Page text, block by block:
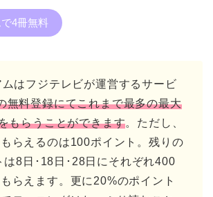
4冊無料
はフジテレビが運営するサービ
無料登録にてこれまで最多の最大
もらうことができます。ただし、
らえるのは100ポイント。残りの
は8日･18日･28日にそれぞれ400
らえます。更に20%のポイント